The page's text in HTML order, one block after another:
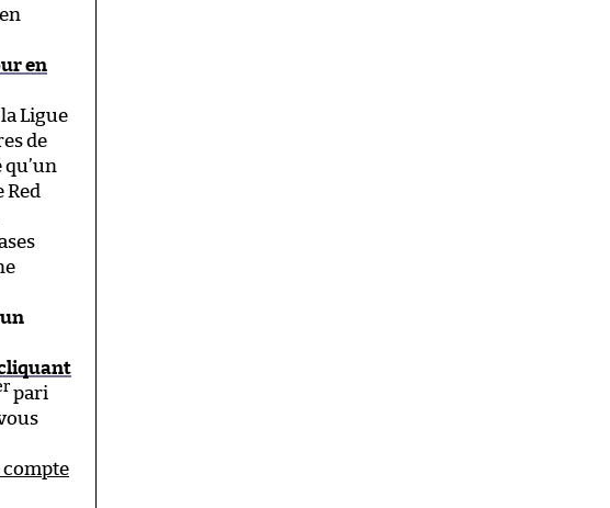
en
Ligue
de
pari
compte